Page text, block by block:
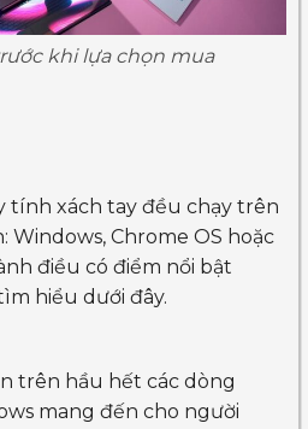
khi lựa chọn mua
tính xách tay đều chạy trên
Windows, Chrome OS hoặc
điều có điểm nổi bật
hiểu dưới đây.
trên hầu hết các dòng
mang đến cho người